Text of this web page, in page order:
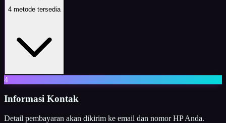
4 metode tersedia
4
Informasi Kontak
Detail pembayaran akan dikirim ke email dan nomor HP Anda.